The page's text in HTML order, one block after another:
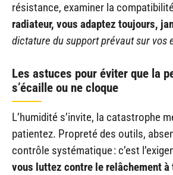
résistance, examiner la
radiateur, vous adaptez toujours,
dictature du support prévaut sur vos
Les astuces pour éviter que la
s’écaille ou ne cloque
L’humidité s’invite, la catastrophe
patientez. Propreté des outils,
contrôle systématique : c’est
vous luttez contre le relâchement